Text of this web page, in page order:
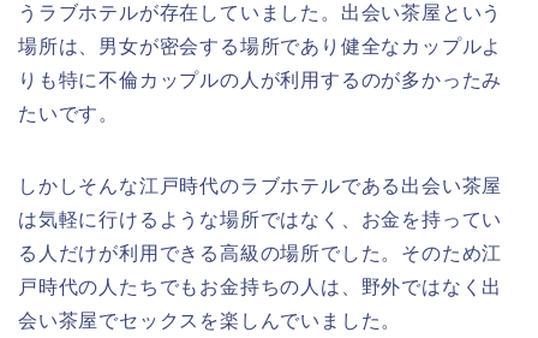
うラブホテルが存在していました。出会い茶屋という
場所は、男女が密会する場所であり健全なカップルよ
りも特に不倫カップルの人が利用するのが多かったみ
たいです。
しかしそんな江戸時代のラブホテルである出会い茶屋
は気軽に行けるような場所ではなく、お金を持ってい
る人だけが利用できる高級の場所でした。そのため江
戸時代の人たちでもお金持ちの人は、野外ではなく出
会い茶屋でセックスを楽しんでいました。